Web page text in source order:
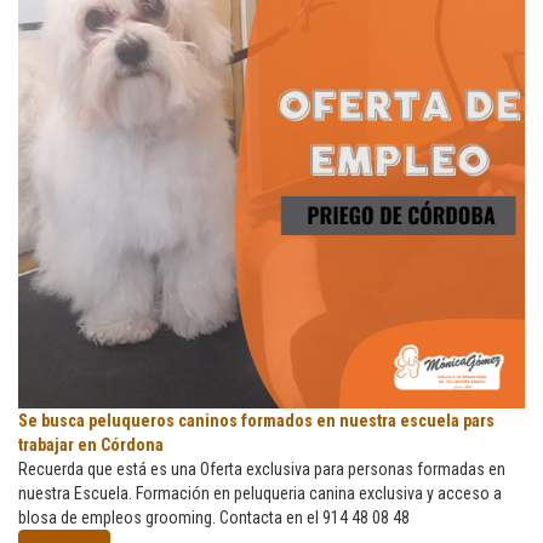
Se
busca
peluqueros
caninos
formados
Se busca peluqueros caninos formados en nuestra escuela pars
trabajar en Córdona
Recuerda que está es una Oferta exclusiva para personas formadas en
nuestra Escuela. Formación en peluqueria canina exclusiva y acceso a
blosa de empleos grooming. Contacta en el 914 48 08 48